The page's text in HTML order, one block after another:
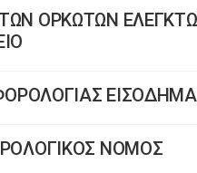
ΟΡΚΩΤΩΝ
ΝΟΜΟΣ